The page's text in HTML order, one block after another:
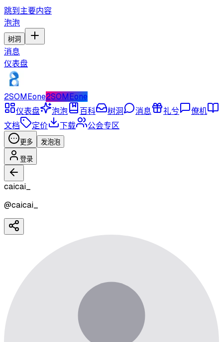
跳到主要内容
泡泡
树洞
消息
仪表盘
2SOMEone2SOMEone
仪表盘
泡泡 百科 树洞 消息 礼兮
僚机
文档
定价 下载 公会专区
更多 发泡泡
登录
caicai_
@caicai_